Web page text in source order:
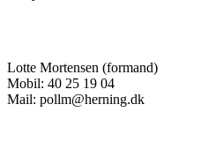
Lotte Mortensen (formand)
Mobil: 40 25 19 04
Mail: pollm@herning.dk